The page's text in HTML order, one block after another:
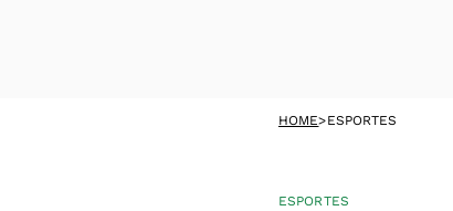
HOME>ESPORTES
ESPORTES